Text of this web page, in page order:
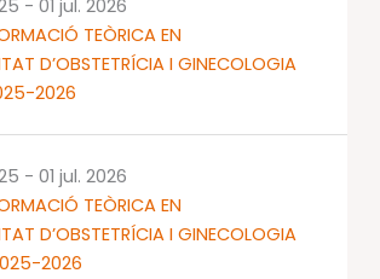
TEÒRICA EN
D’OBSTETRÍCIA I GINECOLOGIA
2026
- 01 jul. 2026
TEÒRICA EN
D’OBSTETRÍCIA I GINECOLOGIA
2026
- 01 jul. 2026